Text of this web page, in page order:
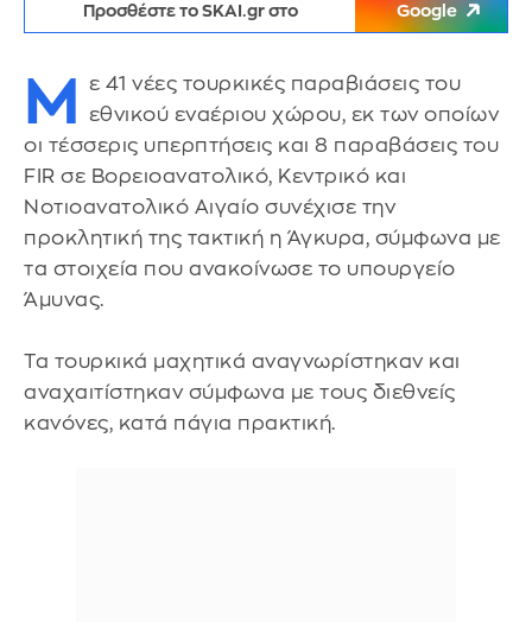
Προσθέστε το SKAI.gr στο Google
Μ
ε 41 νέες τουρκικές παραβιάσεις του
εθνικού εναέριου χώρου, εκ των οποίων
οι τέσσερις υπερπτήσεις και 8 παραβάσεις του
FIR σε Βορειοανατολικό, Κεντρικό και
Νοτιοανατολικό Αιγαίο συνέχισε την
προκλητική της τακτική η Άγκυρα, σύμφωνα με
τα στοιχεία που ανακοίνωσε το υπουργείο
Άμυνας.
Τα τουρκικά μαχητικά αναγνωρίστηκαν και
αναχαιτίστηκαν σύμφωνα με τους διεθνείς
κανόνες, κατά πάγια πρακτική.